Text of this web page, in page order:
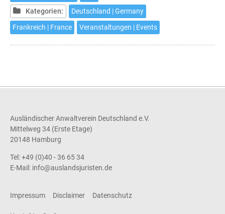
Kategorien:
Deutschland | Germany
Frankreich | France
Veranstaltungen | Events
Ausländischer Anwaltverein Deutschland e.V.
Mittelweg 34 (Erste Etage)
20148 Hamburg
Tel: +49 (0)40 - 36 65 34
E-Mail: info@auslandsjuristen.de
Impressum Disclaimer Datenschutz